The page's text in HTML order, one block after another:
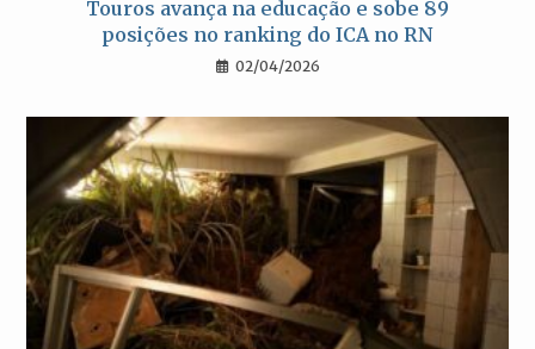
Touros avança na educação e sobe 89
posições no ranking do ICA no RN
02/04/2026